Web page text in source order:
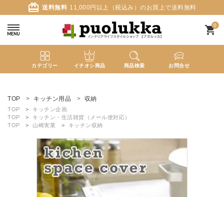
card_giftcard 送料無料 11,000円以上（税込み）のお買上で送料無料
0
shopping_cart
カテゴリー イチオシ商品 商品検索 お問合せ
ようこそ ゲスト 様
meeting_room ログイン person 新規会員登録
新着商品
TOP キッチン用品 収納
TOP
キッチン企画
TOP
キッチン・生活雑貨（メール便対応）
TOP
山崎実業 キッチン収納